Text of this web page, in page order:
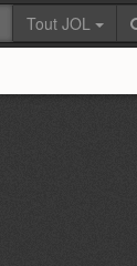
Tout JOL